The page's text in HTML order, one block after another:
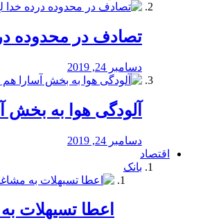
تصادف در محدوده
دسامبر 24, 2019
آلودگی هوا به
دسامبر 24, 2019
اقتصاد
بانک
️اعطا تسیهلات